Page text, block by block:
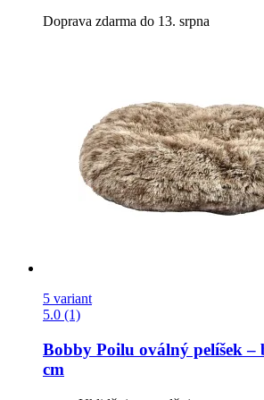
Doprava zdarma do 13. srpna
5 variant
5.0 (1)
Bobby Poilu oválný pelíšek –
cm